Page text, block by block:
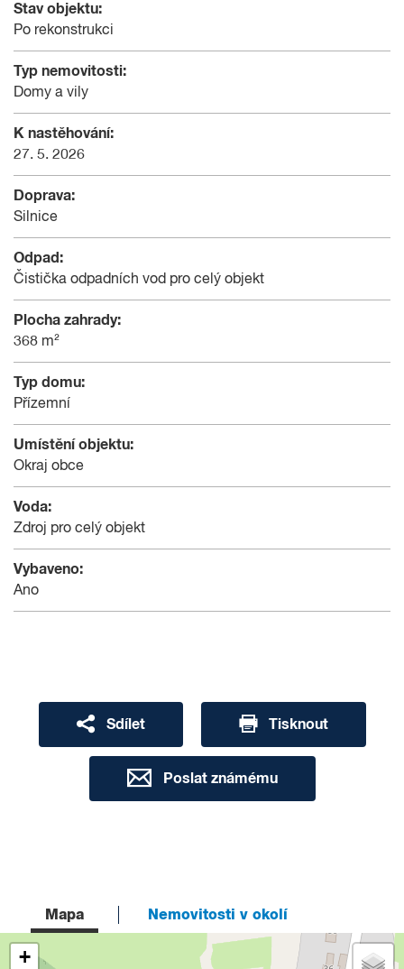
Stav objektu:
Po rekonstrukci
Typ nemovitosti:
Domy a vily
K nastěhování:
27. 5. 2026
Doprava:
Silnice
Odpad:
Čistička odpadních vod pro celý objekt
Plocha zahrady:
368 m²
Typ domu:
Přízemní
Umístění objektu:
Okraj obce
Voda:
Zdroj pro celý objekt
Vybaveno:
Ano
Sdílet Tisknout
Poslat známému
Mapa Nemovitosti v okolí
+